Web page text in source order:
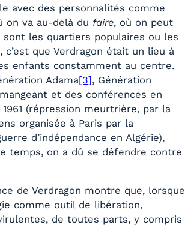
avec des personnalités comme
on va au-delà du faire, où on peut
sont les quartiers populaires ou les
que Verdragon était un lieu à
enfants constamment au centre.
Adama[3], Génération
et des conférences en
(répression meurtrière, par la
organisée à Paris par la
d’indépendance en Algérie),
temps, on a dû se défendre contre
de Verdragon montre que, lorsque
comme outil de libération,
de toutes parts, y compris